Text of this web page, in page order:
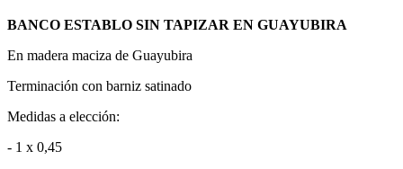
BANCO ESTABLO SIN TAPIZAR EN GUAYUBIRA
En madera maciza de Guayubira
Terminación con barniz satinado
Medidas a elección:
- 1 x 0,45